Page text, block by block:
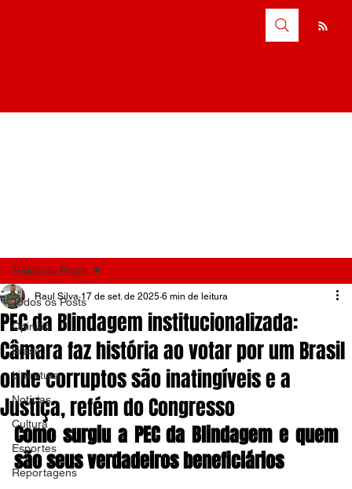
Todos os Posts
Opinião
Brasil
Literatura
Notícias
Cultura
Esportes
Reportagens
Todos os Posts
PEC da Blindagem institucionalizada:
Câmara faz história ao votar por um Brasil
onde corruptos são inatingíveis e a
Justiça, refém do Congresso
Raul Silva 17 de set. de 2025 6 min de leitura
Como surgiu a PEC da Blindagem e quem
são seus verdadeiros beneficiários